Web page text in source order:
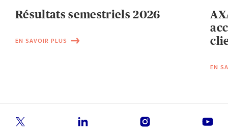
Résultats semestriels 2026
EN SAVOIR PLUS
EN